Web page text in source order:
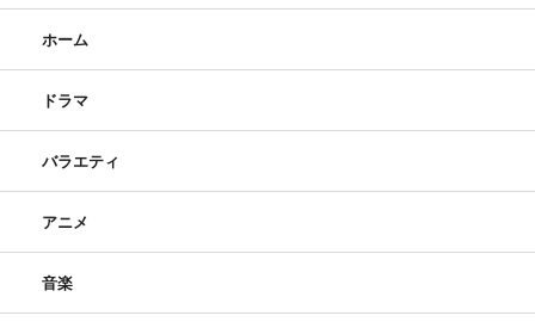
ホーム
ドラマ
バラエティ
アニメ
音楽